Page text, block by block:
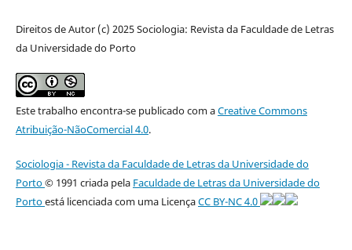
Direitos de Autor (c) 2025 Sociologia: Revista da Faculdade de Letras
da Universidade do Porto
Este trabalho encontra-se publicado com aCreative Commons
Atribuição-NãoComercial 4.0.
Sociologia - Revista da Faculdade de Letras da Universidade do
Porto© 1991 criada pela Faculdade de Letras da Universidade do
Portoestá licenciada com uma LicençaCC BY-NC 4.0